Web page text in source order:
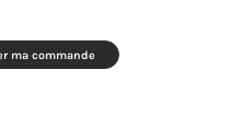
ma commande